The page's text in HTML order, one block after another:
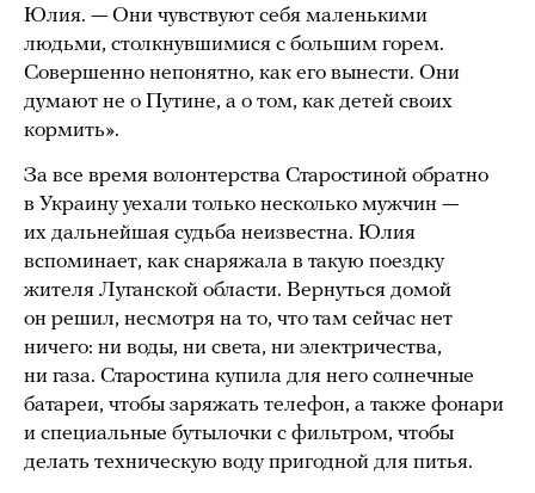
Юлия. — Они чувствуют себя маленькими
людьми, столкнувшимися с большим горем.
Совершенно непонятно, как его вынести. Они
думают не о Путине, а о том, как детей своих
кормить».
За все время волонтерства Старостиной обратно
в Украину уехали только несколько мужчин —
их дальнейшая судьба неизвестна. Юлия
вспоминает, как снаряжала в такую поездку
жителя Луганской области. Вернуться домой
он решил, несмотря на то, что там сейчас нет
ничего: ни воды, ни света, ни электричества,
ни газа. Старостина купила для него солнечные
батареи, чтобы заряжать телефон, а также фонари
и специальные бутылочки с фильтром, чтобы
делать техническую воду пригодной для питья.